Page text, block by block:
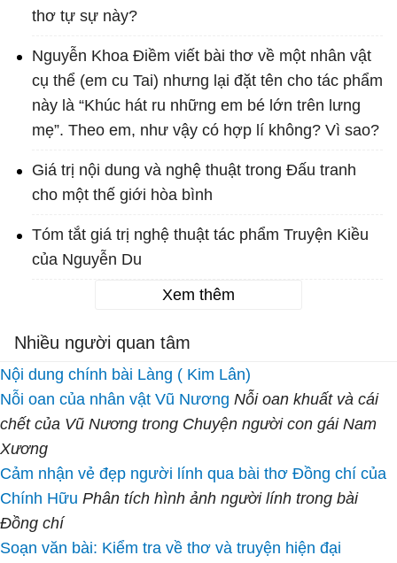
thơ tự sự này?
Nguyễn Khoa Điềm viết bài thơ về một nhân vật
cụ thể (em cu Tai) nhưng lại đặt tên cho tác phẩm
này là “Khúc hát ru những em bé lớn trên lưng
mẹ”. Theo em, như vậy có hợp lí không? Vì sao?
Giá trị nội dung và nghệ thuật trong Đấu tranh
cho một thế giới hòa bình
Tóm tắt giá trị nghệ thuật tác phẩm Truyện Kiều
của Nguyễn Du
Xem thêm
Nhiều người quan tâm
Nội dung chính bài Làng ( Kim Lân)
Nỗi oan của nhân vật Vũ Nương Nỗi oan khuất và cái
chết của Vũ Nương trong Chuyện người con gái Nam
Xương
Cảm nhận vẻ đẹp người lính qua bài thơ Đồng chí của
Chính Hữu Phân tích hình ảnh người lính trong bài
Đồng chí
Soạn văn bài: Kiểm tra về thơ và truyện hiện đại